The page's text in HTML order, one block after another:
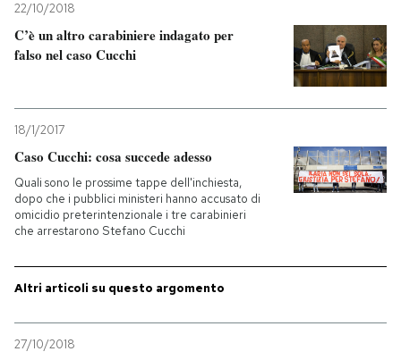
Cultura
Economia
Sport
Altrecose
Mondiali calcio 2026
NEWSLETTER
SHOP
22/10/2018
C’è un altro carabiniere indagato per
falso nel caso Cucchi
18/1/2017
Caso Cucchi: cosa succede adesso
Quali sono le prossime tappe dell'inchiesta,
dopo che i pubblici ministeri hanno accusato di
omicidio preterintenzionale i tre carabinieri
che arrestarono Stefano Cucchi
Altri articoli su questo argomento
27/10/2018